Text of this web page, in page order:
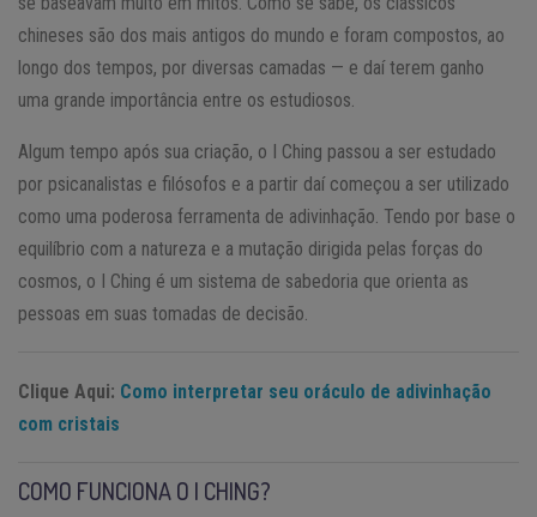
chineses são dos mais antigos do mundo e foram compostos, ao
longo dos tempos, por diversas camadas — e daí terem ganho
uma grande importância entre os estudiosos.
Algum tempo após sua criação, o I Ching passou a ser estudado
por psicanalistas e filósofos e a partir daí começou a ser utilizado
como uma poderosa ferramenta de adivinhação. Tendo por base o
equilíbrio com a natureza e a mutação dirigida pelas forças do
cosmos, o I Ching é um sistema de sabedoria que orienta as
pessoas em suas tomadas de decisão.
Clique Aqui: Como interpretar seu oráculo de adivinhação
com cristais
COMO FUNCIONA O I CHING?